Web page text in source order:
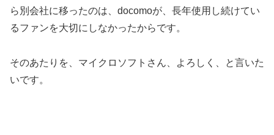
ら別会社に移ったのは、docomoが、長年使用し続けてい
るファンを大切にしなかったからです。
そのあたりを、マイクロソフトさん、よろしく、と言いた
いです。